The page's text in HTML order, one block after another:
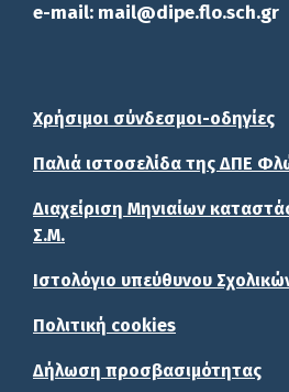
e-mail: mail@dipe.flo.sch.gr
Χρήσιμοι σύνδεσμοι-οδηγίες
Παλιά ιστοσελίδα της ΔΠΕ
Διαχείριση Μηνιαίων
Σ.Μ.
Ιστολόγιο υπεύθυνου
Πολιτική cookies
Δήλωση προσβασιμότητας